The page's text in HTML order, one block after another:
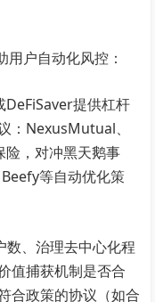
户自动化风控：
提供杠杆
：NexusMutual、
，对冲黑天鹅事
等自动优化策
数、治理去中心化程
值捕获机制是否合
合政策的协议（如合